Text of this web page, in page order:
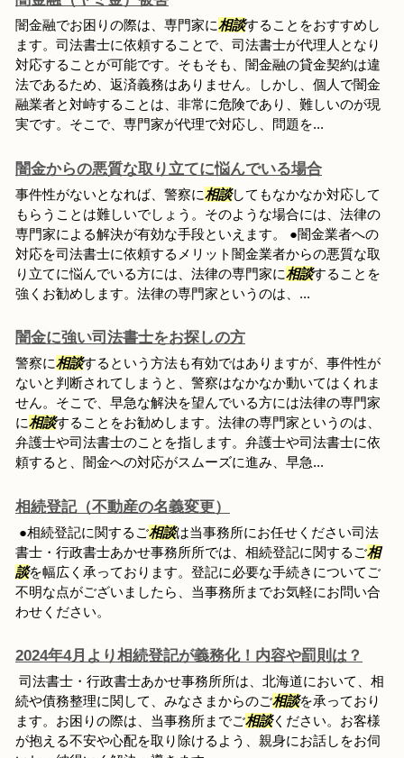
闇金融でお困りの際は、専門家に相談することをおすすめし
ます。司法書士に依頼することで、司法書士が代理人となり
対応することが可能です。そもそも、闇金融の貸金契約は違
法であるため、返済義務はありません。しかし、個人で闇金
融業者と対峙することは、非常に危険であり、難しいのが現
実です。そこで、専門家が代理で対応し、問題を...
闇金からの悪質な取り立てに悩んでいる場合
事件性がないとなれば、警察に相談してもなかなか対応して
もらうことは難しいでしょう。そのような場合には、法律の
専門家による解決が有効な手段といえます。 ●闇金業者への
対応を司法書士に依頼するメリット闇金業者からの悪質な取
り立てに悩んでいる方には、法律の専門家に相談することを
強くお勧めします。法律の専門家というのは、...
闇金に強い司法書士をお探しの方
警察に相談するという方法も有効ではありますが、事件性が
ないと判断されてしまうと、警察はなかなか動いてはくれま
せん。そこで、早急な解決を望んでいる方には法律の専門家
に相談することをお勧めします。法律の専門家というのは、
弁護士や司法書士のことを指します。弁護士や司法書士に依
頼すると、闇金への対応がスムーズに進み、早急...
相続登記（不動産の名義変更）
●相続登記に関するご相談は当事務所にお任せください司法
書士・行政書士あかせ事務所所では、相続登記に関するご相
談を幅広く承っております。登記に必要な手続きについてご
不明な点がございましたら、当事務所までお気軽にお問い合
わせください。
2024年4月より相続登記が義務化！内容や罰則は？
司法書士・行政書士あかせ事務所所は、北海道において、相
続や債務整理に関して、みなさまからのご相談を承っており
ます。お困りの際は、当事務所までご相談ください。お客様
が抱える不安や心配を取り除けるよう、親身にお話しをお伺